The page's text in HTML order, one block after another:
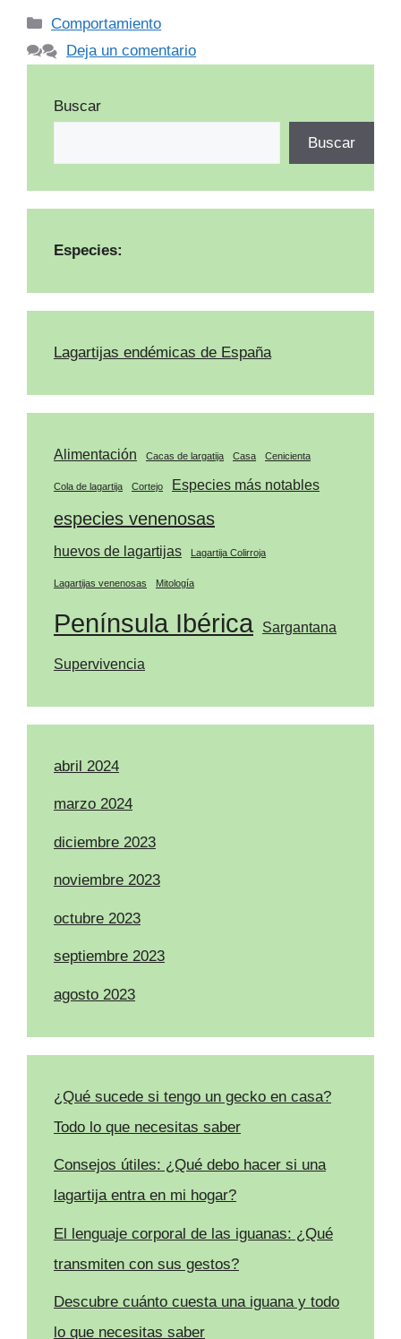
Categorías
Comportamiento
Deja un comentario
Buscar
Buscar
Especies:
Lagartijas endémicas de España
Alimentación Cacas de largatija Casa Cenicienta
Cola de lagartija Cortejo Especies más notables
especies venenosas
huevos de lagartijas Lagartija Colirroja
Lagartijas venenosas Mitología
Península Ibérica Sargantana
Supervivencia
abril 2024
marzo 2024
diciembre 2023
noviembre 2023
octubre 2023
septiembre 2023
agosto 2023
¿Qué sucede si tengo un gecko en casa?
Todo lo que necesitas saber
Consejos útiles: ¿Qué debo hacer si una
lagartija entra en mi hogar?
El lenguaje corporal de las iguanas: ¿Qué
transmiten con sus gestos?
Descubre cuánto cuesta una iguana y todo
lo que necesitas saber